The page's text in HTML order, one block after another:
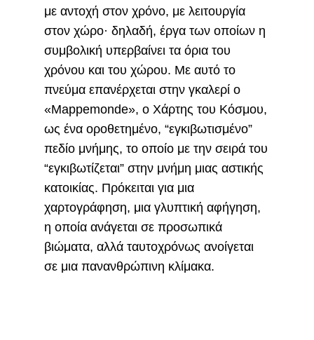
με αντοχή στον χρόνο, με λειτουργία
στον χώρο· δηλαδή, έργα των οποίων η
συμβολική υπερβαίνει τα όρια του
χρόνου και του χώρου. Με αυτό το
πνεύμα επανέρχεται στην γκαλερί ο
«Mappemonde», ο Χάρτης του Κόσμου,
ως ένα οροθετημένο, “εγκιβωτισμένο”
πεδίο μνήμης, το οποίο με την σειρά του
“εγκιβωτίζεται” στην μνήμη μιας αστικής
κατοικίας. Πρόκειται για μια
χαρτογράφηση, μια γλυπτική αφήγηση,
η οποία ανάγεται σε προσωπικά
βιώματα, αλλά ταυτοχρόνως ανοίγεται
σε μια πανανθρώπινη κλίμακα.